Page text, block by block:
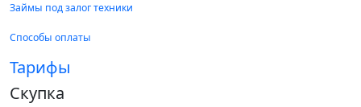
Займы под залог техники
Способы оплаты
Тарифы
Скупка